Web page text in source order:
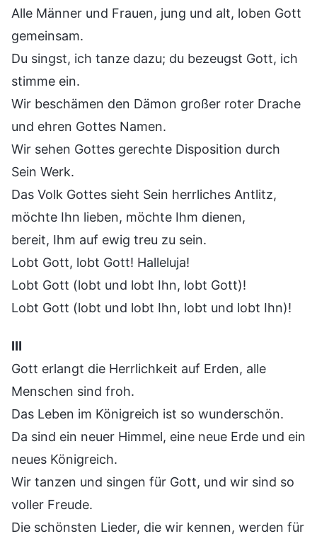
Alle Männer und Frauen, jung und alt, loben Gott
gemeinsam.
Du singst, ich tanze dazu; du bezeugst Gott, ich
stimme ein.
Wir beschämen den Dämon großer roter Drache
und ehren Gottes Namen.
Wir sehen Gottes gerechte Disposition durch
Sein Werk.
Das Volk Gottes sieht Sein herrliches Antlitz,
möchte Ihn lieben, möchte Ihm dienen,
bereit, Ihm auf ewig treu zu sein.
Lobt Gott, lobt Gott! Halleluja!
Lobt Gott (lobt und lobt Ihn, lobt Gott)!
Lobt Gott (lobt und lobt Ihn, lobt und lobt Ihn)!
Ⅲ
Gott erlangt die Herrlichkeit auf Erden, alle
Menschen sind froh.
Das Leben im Königreich ist so wunderschön.
Da sind ein neuer Himmel, eine neue Erde und ein
neues Königreich.
Wir tanzen und singen für Gott, und wir sind so
voller Freude.
Die schönsten Lieder, die wir kennen, werden für